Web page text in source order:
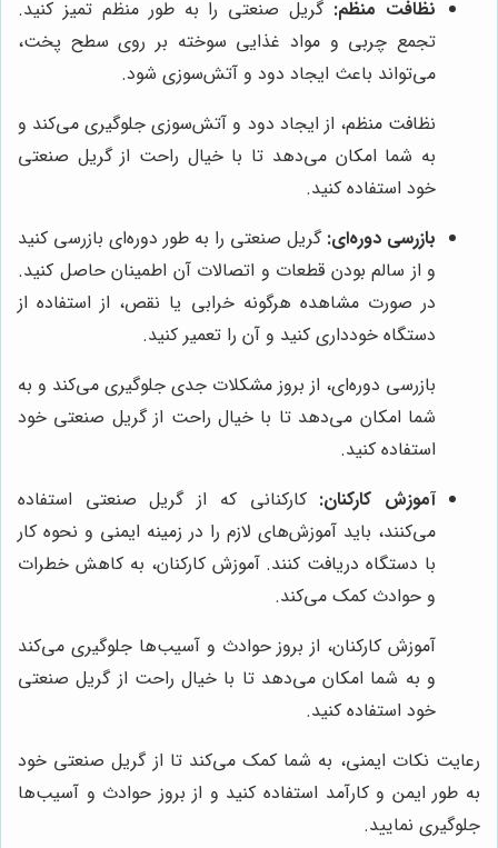
نظافت منظم: گریل صنعتی را به طور منظم تمیز کنید.
تجمع چربی و مواد غذایی سوخته بر روی سطح پخت،
می‌تواند باعث ایجاد دود و آتش‌سوزی شود.
نظافت منظم، از ایجاد دود و آتش‌سوزی جلوگیری می‌کند و
به شما امکان می‌دهد تا با خیال راحت از گریل صنعتی
خود استفاده کنید.
بازرسی دوره‌ای: گریل صنعتی را به طور دوره‌ای بازرسی کنید
و از سالم بودن قطعات و اتصالات آن اطمینان حاصل کنید.
در صورت مشاهده هرگونه خرابی یا نقص، از استفاده از
دستگاه خودداری کنید و آن را تعمیر کنید.
بازرسی دوره‌ای، از بروز مشکلات جدی جلوگیری می‌کند و به
شما امکان می‌دهد تا با خیال راحت از گریل صنعتی خود
استفاده کنید.
آموزش کارکنان: کارکنانی که از گریل صنعتی استفاده
می‌کنند، باید آموزش‌های لازم را در زمینه ایمنی و نحوه کار
با دستگاه دریافت کنند. آموزش کارکنان، به کاهش خطرات
و حوادث کمک می‌کند.
آموزش کارکنان، از بروز حوادث و آسیب‌ها جلوگیری می‌کند
و به شما امکان می‌دهد تا با خیال راحت از گریل صنعتی
خود استفاده کنید.
رعایت نکات ایمنی، به شما کمک می‌کند تا از گریل صنعتی خود
به طور ایمن و کارآمد استفاده کنید و از بروز حوادث و آسیب‌ها
جلوگیری نمایید.